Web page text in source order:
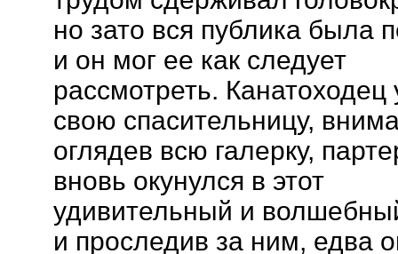
но зато вся публика была
и он мог ее как следует
рассмотреть.
свою спасительницу,
оглядев всю галерку,
вновь окунулся в этот
удивительный и
и проследив за ним, едва